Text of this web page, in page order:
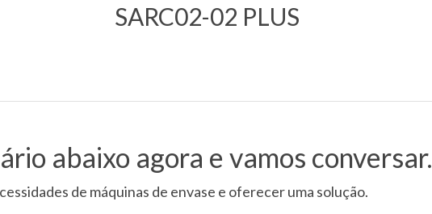
SARC02-02 PLUS
abaixo agora e vamos conversar.
de máquinas de envase e oferecer uma solução.